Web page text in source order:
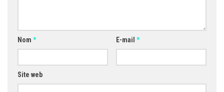
Nom * E-mail *
Site web